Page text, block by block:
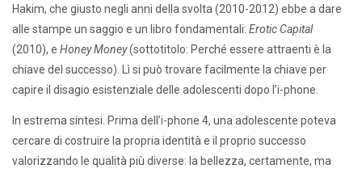
Hakim, che giusto negli anni della svolta (2010-2012) ebbe a dare
alle stampe un saggio e un libro fondamentali: Erotic Capital
(2010), e Honey Money(sottotitolo: Perché essere attraenti è la
chiave del successo). Lì si può trovare facilmente la chiave per
capire il disagio esistenziale delle adolescenti dopo l’i-phone.
In estrema sintesi. Prima dell’i-phone 4, una adolescente poteva
cercare di costruire la propria identità e il proprio successo
valorizzando le qualità più diverse: la bellezza, certamente, ma